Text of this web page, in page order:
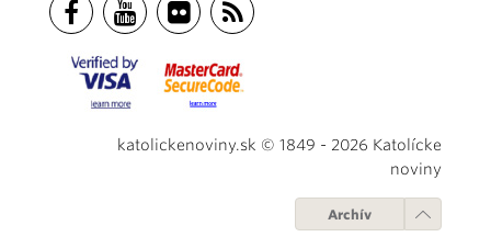
katolickenoviny.sk © 1849 - 2026 Katolícke
noviny
Archív